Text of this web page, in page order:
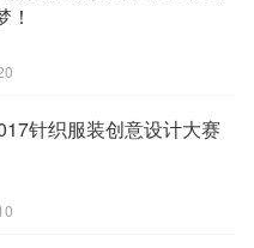
针织服装创意设计大赛